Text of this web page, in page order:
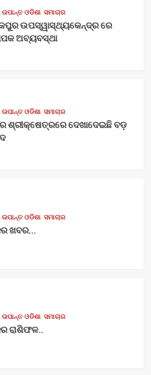
ଓଡିଶା ସମାଚାର
ଉପସ୍ୱାସ୍ଥ୍ୟକେନ୍ଦ୍ର ରେ
ଅବ୍ୟବସ୍ଥା
ଓଡିଶା ସମାଚାର
ଶ୍ରୀକ୍ଷେତ୍ରରେ ଦେଖାଦେଇଛି ବଡ଼
ଓଡିଶା ସମାଚାର
ଖବର…
ଓଡିଶା ସମାଚାର
ରାଶିଫଳ..